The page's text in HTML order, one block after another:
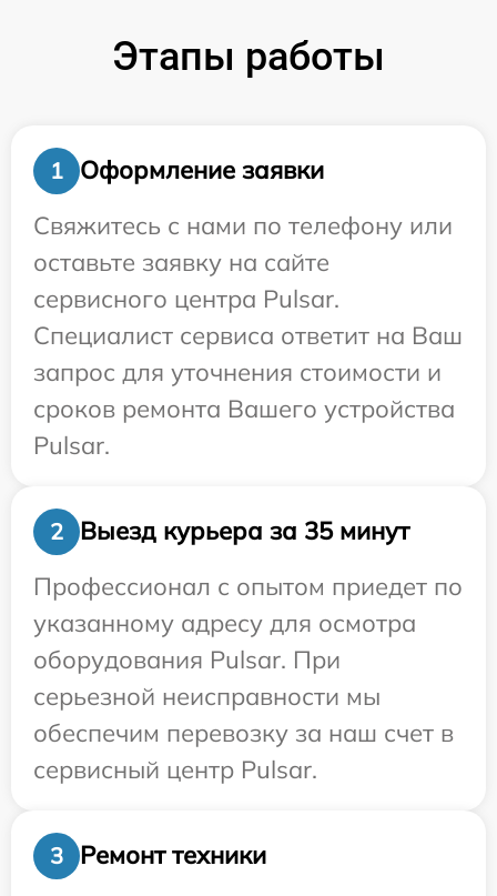
Этапы работы
1
Оформление заявки
Свяжитесь с нами по телефону или
оставьте заявку на сайте
сервисного центра Pulsar.
Специалист сервиса ответит на Ваш
запрос для уточнения стоимости и
сроков ремонта Вашего устройства
Pulsar.
2
Выезд курьера за 35 минут
Профессионал с опытом приедет по
указанному адресу для осмотра
оборудования Pulsar. При
серьезной неисправности мы
обеспечим перевозку за наш счет в
сервисный центр Pulsar.
3
Ремонт техники